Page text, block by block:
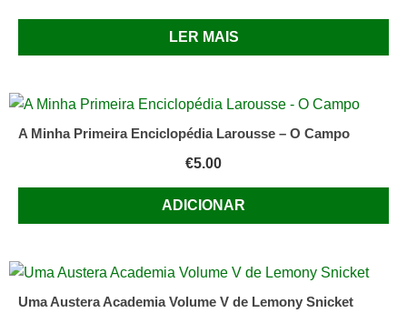
LER MAIS
A Minha Primeira Enciclopédia Larousse – O Campo
€5.00
ADICIONAR
Uma Austera Academia Volume V de Lemony Snicket